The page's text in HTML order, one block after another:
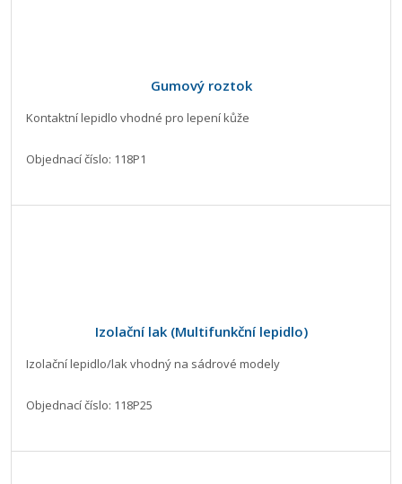
Gumový roztok
Kontaktní lepidlo vhodné pro lepení kůže
Objednací číslo: 118P1
Izolační lak (Multifunkční lepidlo)
Izolační lepidlo/lak vhodný na sádrové modely
Objednací číslo: 118P25